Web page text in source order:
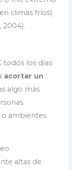
climas fríos)
2004).
todos los días
acortar un
algo más
o ambientes
altas de